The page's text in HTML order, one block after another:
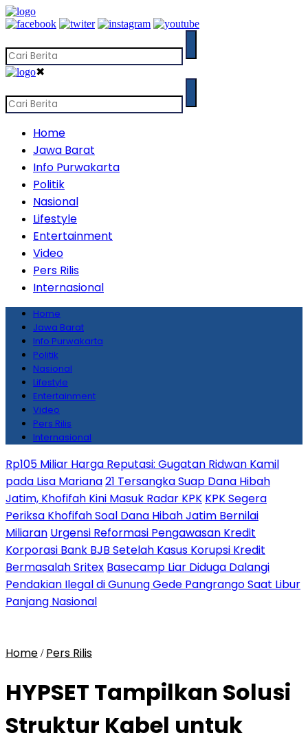
✖
Home
Jawa Barat
Info Purwakarta
Politik
Nasional
Lifestyle
Entertainment
Video
Pers Rilis
Internasional
Home
Jawa Barat
Info Purwakarta
Politik
Nasional
Lifestyle
Entertainment
Video
Pers Rilis
Internasional
Rp105 Miliar Harga Reputasi: Gugatan Ridwan Kamil
pada Lisa Mariana21 Tersangka Suap Dana Hibah
Jatim, Khofifah Kini Masuk Radar KPK KPK Segera
Periksa Khofifah Soal Dana Hibah Jatim Bernilai
Miliaran Urgensi Reformasi Pengawasan Kredit
Korporasi Bank BJB Setelah Kasus Korupsi Kredit
Bermasalah Sritex Basecamp Liar Diduga Dalangi
Pendakian Ilegal di Gunung Gede Pangrango Saat Libur
Panjang Nasional
Home / Pers Rilis
HYPSET Tampilkan Solusi
Struktur Kabel untuk